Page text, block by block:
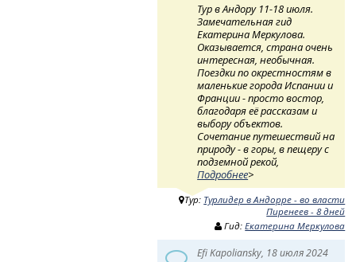
Тур в Андору 11-18 июля.
Замечательная гид
Екатерина Меркулова.
Оказывается, страна очень
интересная, необычная.
Поездки по окрестностям в
маленькие города Испании и
Франции - просто востор,
благодаря её рассказам и
выбору объектов.
Сочетание путешествий на
природу - в горы, в пещеру с
подземной рекой,
Подробнее>
Тур: Турлидер в Андорре - во власти
Пиренеев - 8 дней
Гид:Екатерина Меркулова
Efi Kapoliansky, 18 июля 2024